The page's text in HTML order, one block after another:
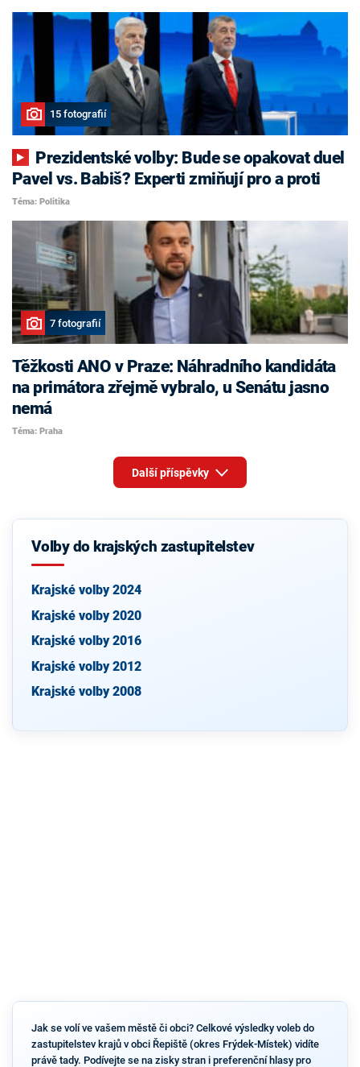
15 fotografií
Pavel vs. Babiš? Experti zmiňují pro a proti
Téma: Politika
7 fotografií
Těžkosti ANO v Praze: Náhradního kandidáta
na primátora zřejmě vybralo, u Senátu jasno
nemá
Téma: Praha
Další příspěvky
Volby do krajských zastupitelstev
Krajské volby 2024
Krajské volby 2020
Krajské volby 2016
Krajské volby 2012
Krajské volby 2008
Jak se volí ve vašem městě či obci? Celkové výsledky voleb do
zastupitelstev krajů v obci Řepiště (okres Frýdek-Místek) vidíte
právě tady. Podívejte se na zisky stran i preferenční hlasy pro